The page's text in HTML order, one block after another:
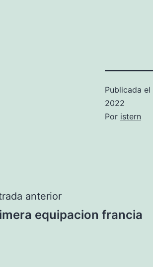
Publicada el
2022
Por istern
anterior
equipacion francia